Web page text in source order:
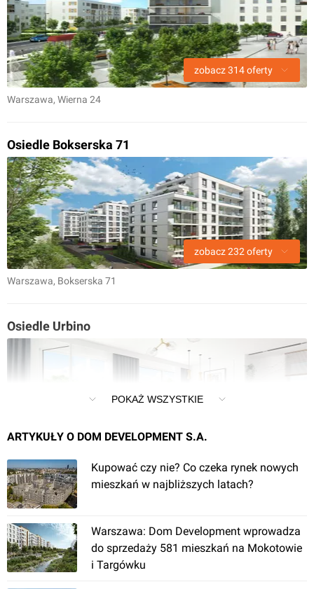
zobacz314oferty
Warszawa, Wierna 24
Osiedle Bokserska 71
zobacz232 oferty
Warszawa, Bokserska 71
Osiedle Urbino
Warszawa, Równoległa 16
Dzielnica Mieszkaniowa Metro Zachód
POKAŻ WSZYSTKIE
ARTYKUŁY O DOM DEVELOPMENT S.A.
Kupować czy nie? Co czeka rynek nowych
mieszkań w najbliższych latach?
Warszawa: Dom Development wprowadza
do sprzedaży 581 mieszkań na Mokotowie
i Targówku